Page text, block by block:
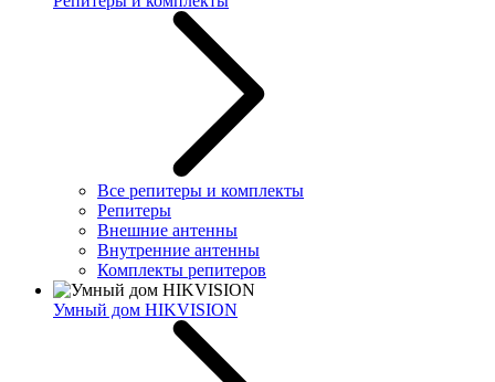
Все репитеры и комплекты
Репитеры
Внешние антенны
Внутренние антенны
Комплекты репитеров
Умный дом HIKVISION